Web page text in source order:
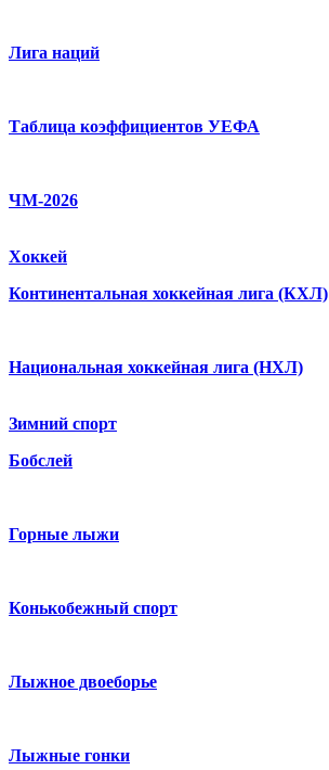
Лига наций
Таблица коэффициентов УЕФА
ЧМ-2026
Хоккей
Континентальная хоккейная лига (КХЛ)
Национальная хоккейная лига (НХЛ)
Зимний спорт
Бобслей
Горные лыжи
Конькобежный спорт
Лыжное двоеборье
Лыжные гонки